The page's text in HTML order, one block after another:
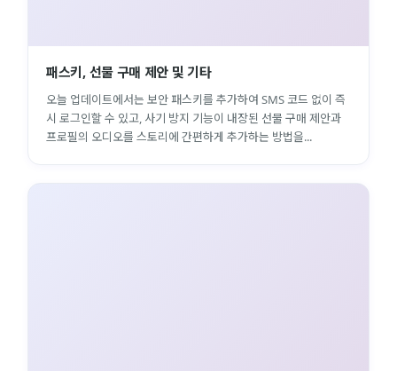
패스키, 선물 구매 제안 및 기타
오늘 업데이트에서는 보안 패스키를 추가하여 SMS 코드 없이 즉
시 로그인할 수 있고, 사기 방지 기능이 내장된 선물 구매 제안과
프로필의 오디오를 스토리에 간편하게 추가하는 방법을...